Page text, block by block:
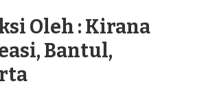
Oleh : Kirana
Bantul,